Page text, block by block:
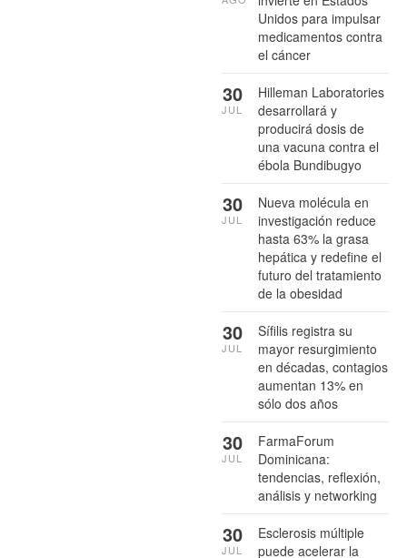
Unidos para impulsar
medicamentos contra
el cáncer
Hilleman Laboratories
desarrollará y
producirá dosis de
una vacuna contra el
ébola Bundibugyo
30
JUL
Nueva molécula en
investigación reduce
hasta 63% la grasa
hepática y redefine el
futuro del tratamiento
de la obesidad
30
JUL
Sífilis registra su
mayor resurgimiento
en décadas, contagios
aumentan 13% en
sólo dos años
30
JUL
FarmaForum
Dominicana:
tendencias, reflexión,
análisis y networking
30
JUL
Esclerosis múltiple
puede acelerar la
30
JUL